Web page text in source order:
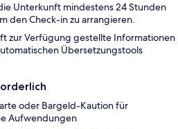
Unterkunft mindestens 24 Stunden
den Check-in zu arrangieren.
zur Verfügung gestellte Informationen
Übersetzungstools
oder Bargeld-Kaution für
Aufwendungen